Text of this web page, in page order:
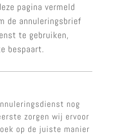
pagina vermeld
de annuleringsbrief
te gebruiken,
bespaart.
nog
zorgen wij ervoor
op de juiste manier